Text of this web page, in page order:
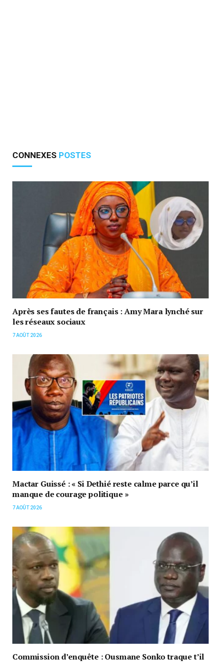
CONNEXES POSTES
Après ses fautes de français : Amy Mara lynché sur
les réseaux sociaux
7 AOÛT 2026
Mactar Guissé : « Si Dethié reste calme parce qu’il
manque de courage politique »
7 AOÛT 2026
Commission d’enquête : Ousmane Sonko traque t’il